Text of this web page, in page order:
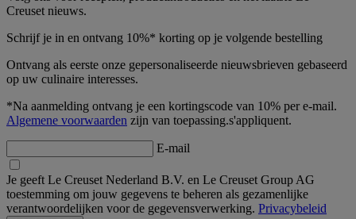
Creuset nieuws.
Schrijf je in en ontvang 10%* korting op je volgende bestelling
Ontvang als eerste onze gepersonaliseerde nieuwsbrieven gebaseerd
op uw culinaire interesses.
*Na aanmelding ontvang je een kortingscode van 10% per e-mail.
Algemene voorwaarden zijn van toepassing.s'appliquent.
E-mail
Je geeft Le Creuset Nederland B.V. en Le Creuset Group AG
toestemming om jouw gegevens te beheren als gezamenlijke
verantwoordelijken voor de gegevensverwerking. Privacybeleid